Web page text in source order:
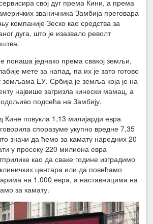
свој дуг према Кини, а према
званичника Замбија преговара
компаније Зеско као средства за
дуга, што је изазвало револт
понаша једнако према свакој земљи,
мете за напад, па их је зато готово
земљама ЕУ. Србија је земља која је на
највише загризла кинески мамац, а
подсећа на Замбију.
Кине повукла 1,13 милијарди евра
споразуме укупно вредне 7,35
значи да ћемо за камату наредних 20
у просеку 220 милиона евра
као да сваке године изградимо
центара или да повећамо
на 1.000 евра, а наставницима на
за камату.